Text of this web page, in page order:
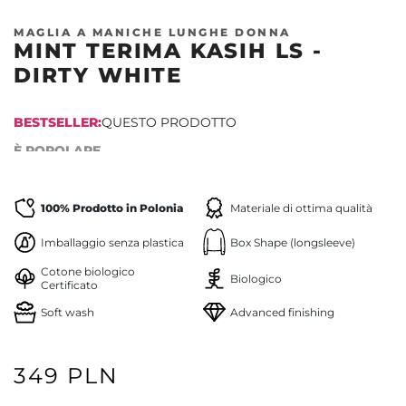
MAGLIA A MANICHE LUNGHE DONNA
MINT TERIMA KASIH LS -
DIRTY WHITE
BESTSELLER:QUESTO PRODOTTO
È POPOLARE
100% Prodotto in Polonia Materiale di ottima qualità
Imballaggio senza plastica Box Shape (longsleeve)
Cotone biologico
Certificato
Biologico
Soft wash Advanced finishing
349 PLN